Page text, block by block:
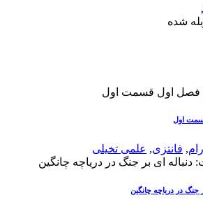
اول
, فانتزی, علمی تخیلی
جنگ در دریاچه چانگین